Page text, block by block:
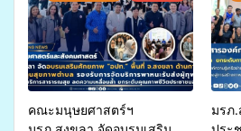
คณะมนุษยศาสตร์ฯ
มรภ.